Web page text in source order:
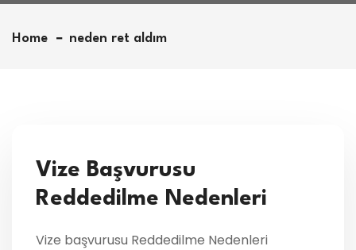
Home neden ret aldım
Vize Başvurusu
Reddedilme Nedenleri
Vize başvurusu Reddedilme Nedenleri